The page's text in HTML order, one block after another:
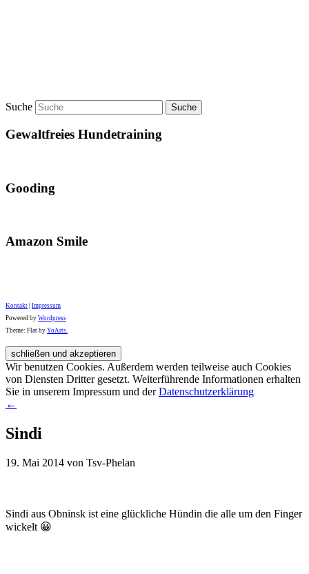
Suche
Gewaltfreies Hundetraining
Gooding
Amazon Smile
Kontakt Impressum
Powered by Wordpress
Theme: Flat by YoArts.
Wir benutzen Cookies. Außerdem werden teilweise auch Cookies
von Diensten Dritter gesetzt. Weiterführende Informationen erhalten
Sie in unserem Impressum und derDatenschutzerklärung
←
Sindi
19. Mai 2014 von Tsv-Phelan
Sindi aus Obninsk ist eine glückliche Hündin die alle um den Finger
wickelt 😀